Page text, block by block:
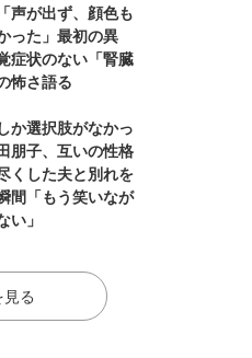
声が出ず、顔色も
った」最初の異
症状のない「腎臓
怖さ語る
か選択肢がなかっ
朋子、互いの性格
くした夫と別れを
間「もう笑いなが
い」
る